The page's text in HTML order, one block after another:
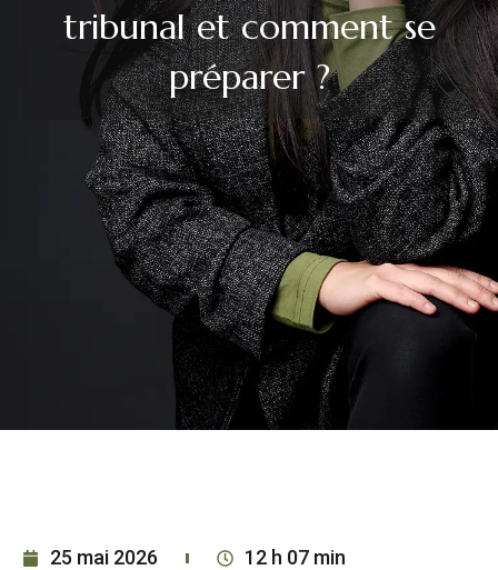
tribunal et comment se
préparer ?
25 mai 2026 12 h 07 min